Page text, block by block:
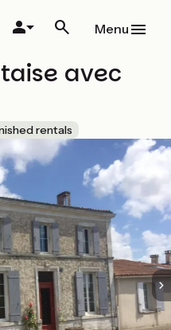
Menu
avec
rentals